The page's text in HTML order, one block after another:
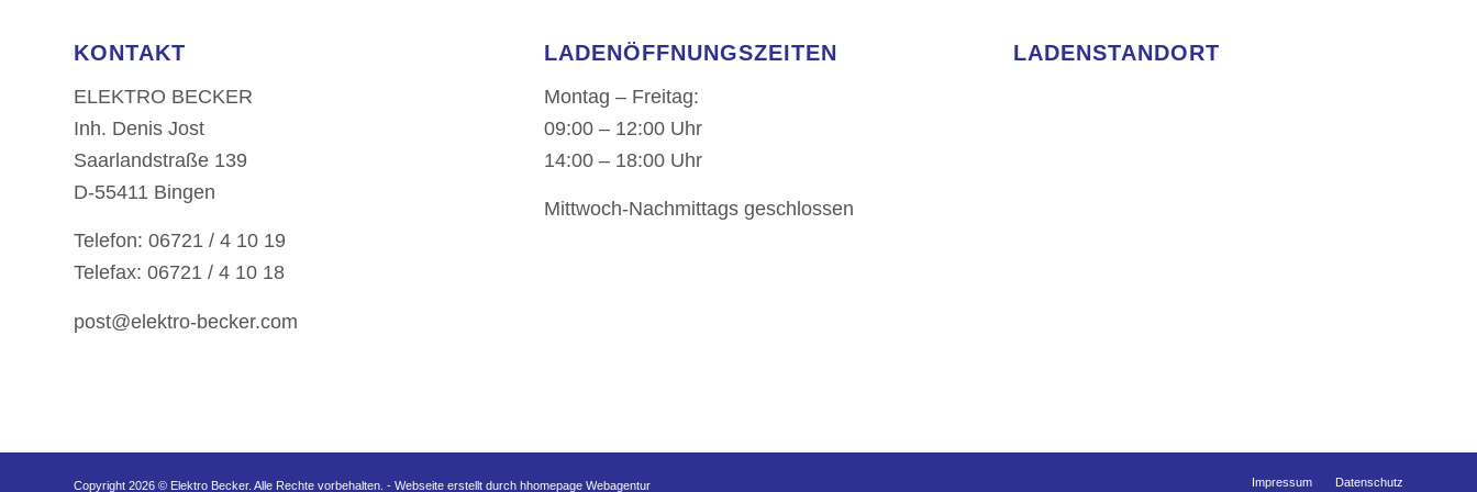
KONTAKT
ELEKTRO BECKER
Inh. Denis Jost
Saarlandstraße 139
D-55411 Bingen
Telefon: 06721 / 4 10 19
Telefax: 06721 / 4 10 18
post@elektro-becker.com
LADENÖFFNUNGSZEITEN
Montag – Freitag:
09:00 – 12:00 Uhr
14:00 – 18:00 Uhr
Mittwoch-Nachmittags geschlossen
LADENSTANDORT
Copyright 2026 © Elektro Becker. Alle Rechte vorbehalten. - Webseite erstellt durch hhomepage Webagentur Impressum Datenschutz